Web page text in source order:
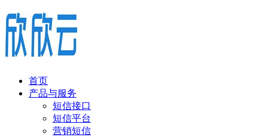
首页
产品与服务
短信接口
短信平台
营销短信